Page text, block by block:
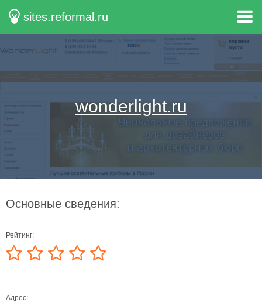
sites.reformal.ru
wonderlight.ru
Основные сведения:
Рейтинг:
Адрес: